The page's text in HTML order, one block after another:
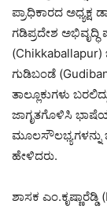
ಪ್ರಾಧಿಕಾರದ
ಗಡಿಪ್ರದೇಶ ಅಭಿವೃದ್ಧಿ
ಗುಡಿಬಂಡೆ
ತಾಲ್ಲೂಕುಗಳು
ಜಾಗೃತಗೊಳಿಸಿ
ಮೂಲಸೌಲಭ್ಯಗಳನ್ನು
ಹೇಳಿದರು.
ಶಾಸಕ